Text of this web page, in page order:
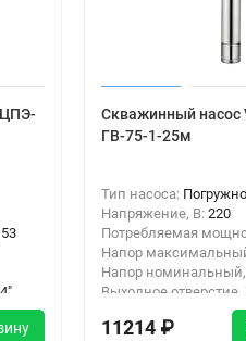
Скважинный насос
ГВ-75-1-25м
Тип насоса:
Напряжение, В: 220
Потребляемая
Напор
Напор
Выходное
11214 ₽